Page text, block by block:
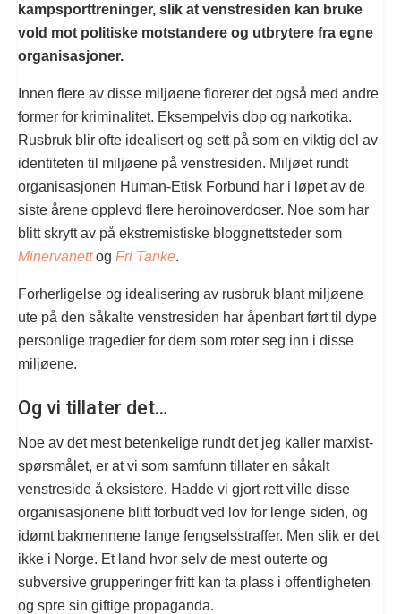
kampsporttreninger, slik at venstresiden kan bruke
vold mot politiske motstandere og utbrytere fra egne
organisasjoner.
Innen flere av disse miljøene florerer det også med andre
former for kriminalitet. Eksempelvis dop og narkotika.
Rusbruk blir ofte idealisert og sett på som en viktig del av
identiteten til miljøene på venstresiden. Miljøet rundt
organisasjonen Human-Etisk Forbund har i løpet av de
siste årene opplevd flere heroinoverdoser. Noe som har
blitt skrytt av på ekstremistiske bloggnettsteder som
Minervanettog Fri Tanke.
Forherligelse og idealisering av rusbruk blant miljøene
ute på den såkalte venstresiden har åpenbart ført til dype
personlige tragedier for dem som roter seg inn i disse
miljøene.
Og vi tillater det…
Noe av det mest betenkelige rundt det jeg kaller marxist-
spørsmålet, er at vi som samfunn tillater en såkalt
venstreside å eksistere. Hadde vi gjort rett ville disse
organisasjonene blitt forbudt ved lov for lenge siden, og
idømt bakmennene lange fengselsstraffer. Men slik er det
ikke i Norge. Et land hvor selv de mest outerte og
subversive grupperinger fritt kan ta plass i offentligheten
og spre sin giftige propaganda.